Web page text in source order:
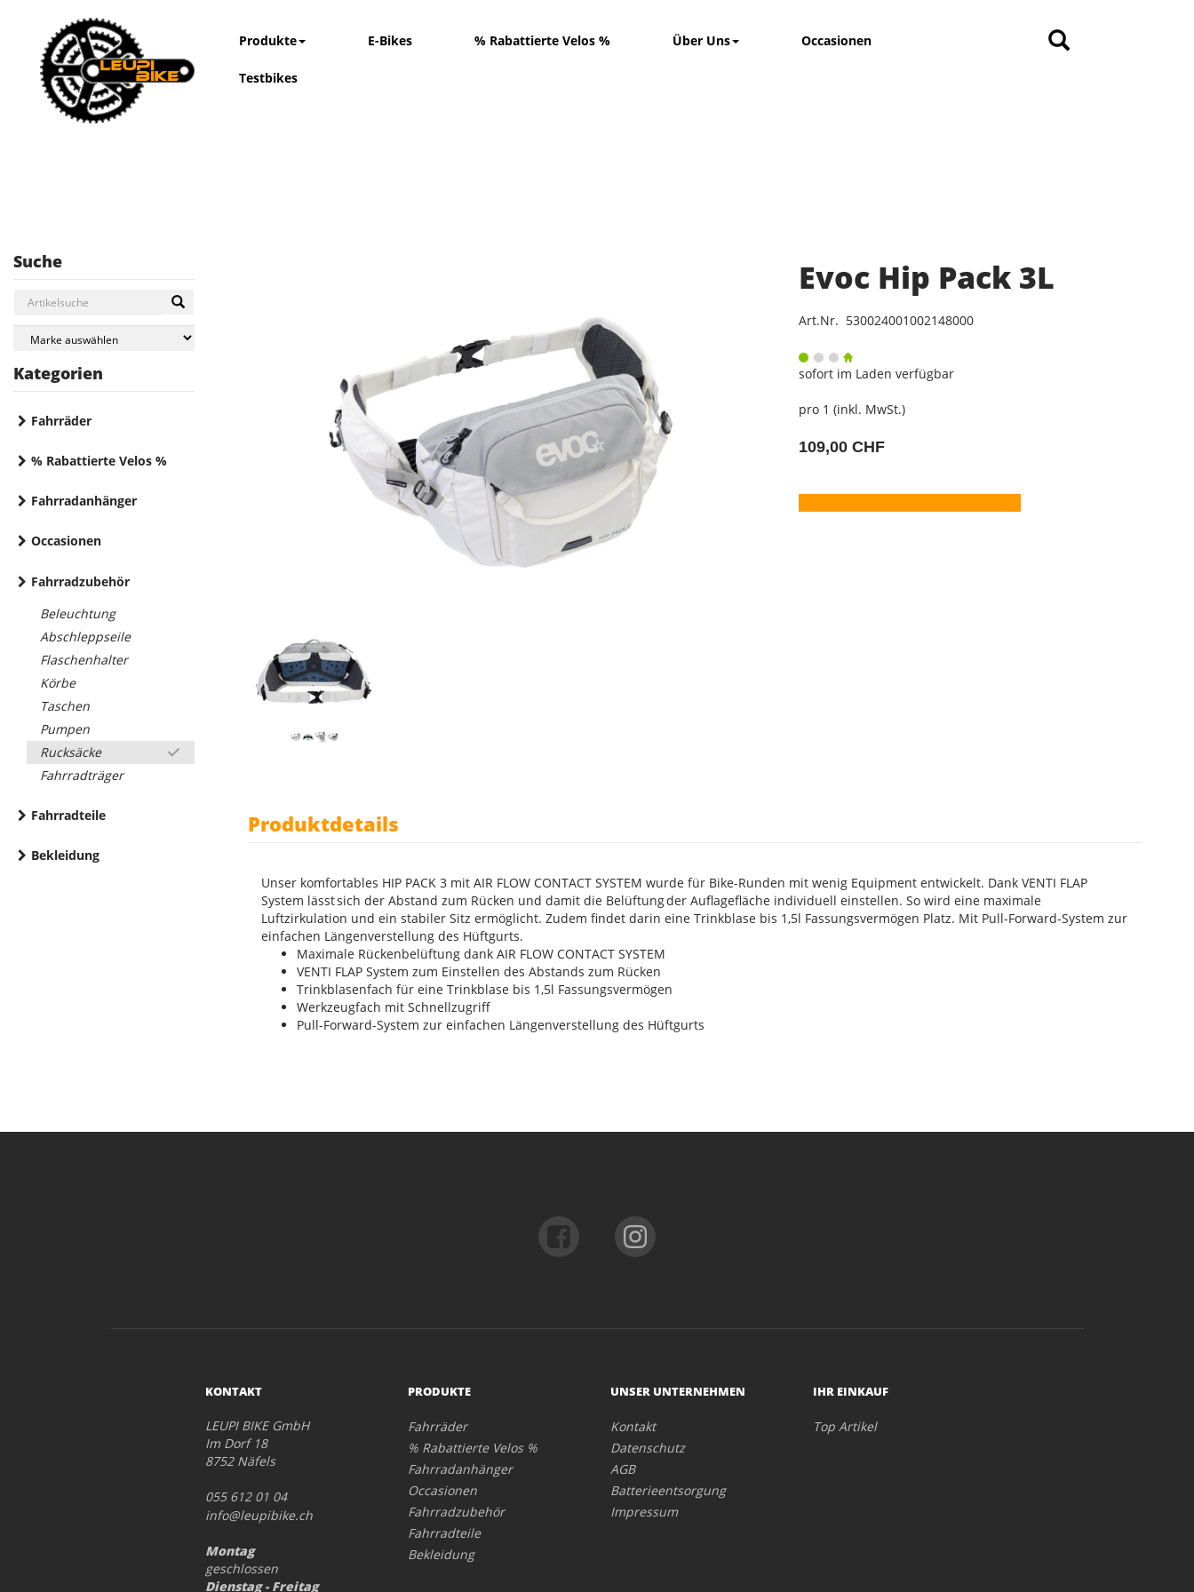
Produkte E-Bikes % Rabattierte Velos % Über Uns Occasionen
Testbikes
Suche
Kategorien
Fahrräder
% Rabattierte Velos %
Fahrradanhänger
Occasionen
Fahrradzubehör
Beleuchtung
Abschleppseile
Flaschenhalter
Körbe
Taschen
Pumpen
Rucksäcke
Fahrradträger
Fahrradteile
Bekleidung
Evoc Hip Pack 3L
Art.Nr. 530024001002148000
sofort im Laden verfügbar
pro 1 (inkl. MwSt.)
109,00 CHF
Produktdetails
Unser komfortables HIP PACK 3 mit AIR FLOW CONTACT SYSTEM wurde für Bike-Runden mit wenig Equipment entwickelt. Dank VENTI FLAP
System lässt sich der Abstand zum Rücken und damit die Belüftung der Auflagefläche individuell einstellen. So wird eine maximale
Luftzirkulation und ein stabiler Sitz ermöglicht. Zudem findet darin eine Trinkblase bis 1,5l Fassungsvermögen Platz. Mit Pull-Forward-System zur
einfachen Längenverstellung des Hüftgurts.
Maximale Rückenbelüftung dank AIR FLOW CONTACT SYSTEM
VENTI FLAP System zum Einstellen des Abstands zum Rücken
Trinkblasenfach für eine Trinkblase bis 1,5l Fassungsvermögen
Werkzeugfach mit Schnellzugriff
Pull-Forward-System zur einfachen Längenverstellung des Hüftgurts
KONTAKT
LEUPI BIKE GmbH
Im Dorf 18
8752 Näfels
055 612 01 04
info@leupibike.ch
Montag
geschlossen
Dienstag - Freitag
PRODUKTE
Fahrräder
% Rabattierte Velos %
Fahrradanhänger
Occasionen
Fahrradzubehör
Fahrradteile
Bekleidung
UNSER UNTERNEHMEN
Kontakt
Datenschutz
AGB
Batterieentsorgung
Impressum
IHR EINKAUF
Top Artikel